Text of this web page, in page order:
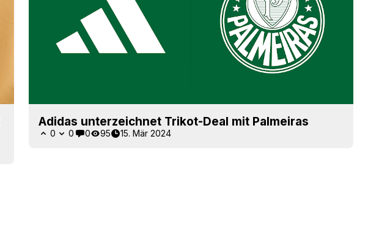
Adidas unterzeichnet Trikot-Deal mit Palmeiras
0 0 0 95 15. Mär 2024